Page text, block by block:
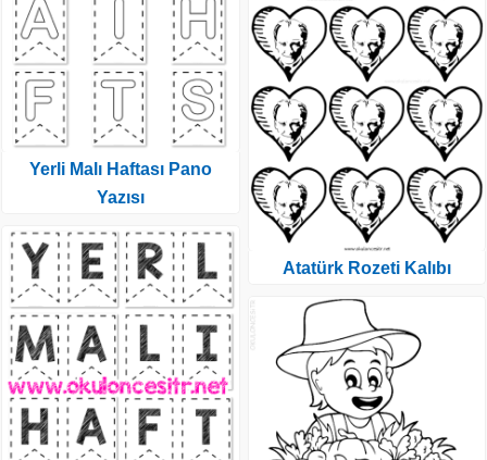
Yerli Malı Haftası Pano
Yazısı
Atatürk Rozeti Kalıbı